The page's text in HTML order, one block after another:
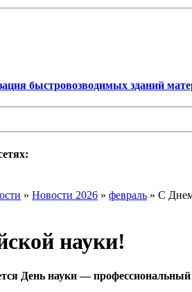
быстровозводимых зданий
» Новости 2026 » февраль » С
науки!
День науки —